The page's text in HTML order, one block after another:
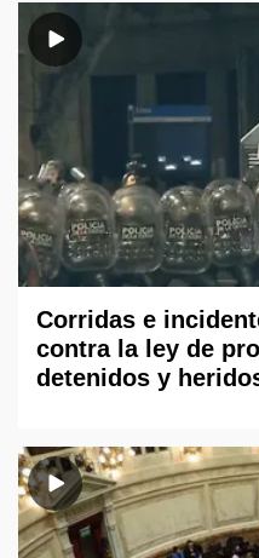
Corridas e
contra la ley de
detenidos y